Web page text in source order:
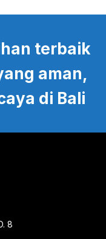
terbaik
aman,
di Bali
8